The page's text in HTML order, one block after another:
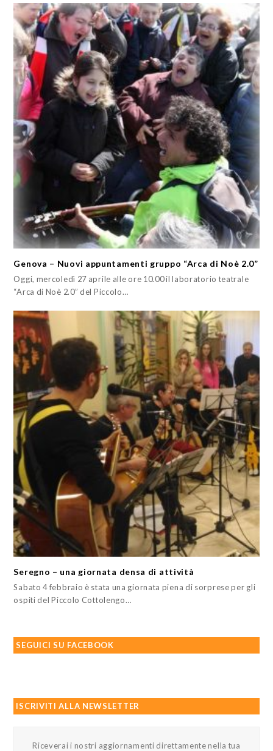
Genova – Nuovi appuntamenti gruppo “Arca di Noè 2.0”
Oggi, mercoledì 27 aprile alle ore 10.00 il laboratorio teatrale
“Arca di Noè 2.0” del Piccolo…
Seregno – una giornata densa di attività
Sabato 4 febbraio è stata una giornata piena di sorprese per gli
ospiti del Piccolo Cottolengo…
SEGUICI SU FACEBOOK
ISCRIVITI ALLA NEWSLETTER
Riceverai i nostri aggiornamenti direttamente nella tua